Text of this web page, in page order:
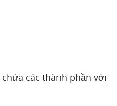
chứa các thành phần với